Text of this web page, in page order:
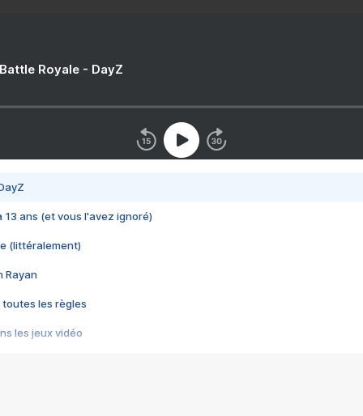
Royale - DayZ
13 ans (et vous l'avez ignoré)
(littéralement)
Rayan
toutes les règles
les jeux vidéo